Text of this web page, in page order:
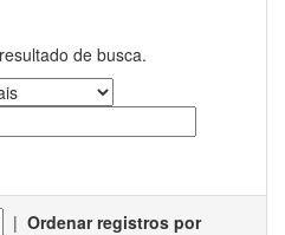
de busca.
| Ordenar registros por